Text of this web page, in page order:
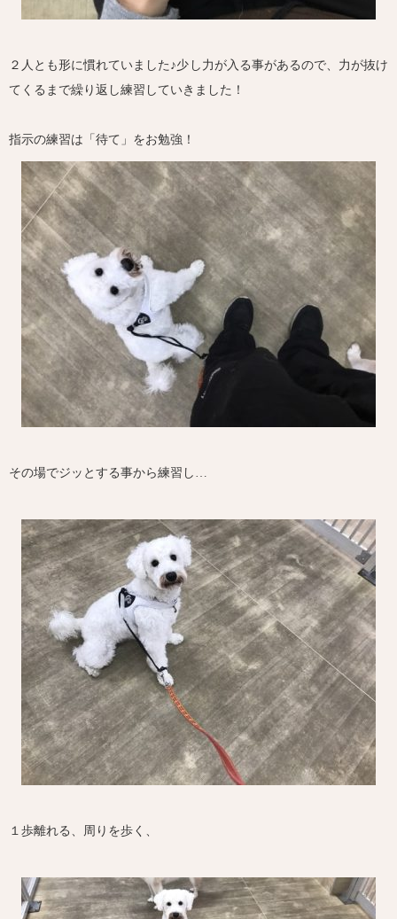
２人とも形に慣れていました♪少し力が入る事があるので、力が抜け
てくるまで繰り返し練習していきました！
指示の練習は「待て」をお勉強！
その場でジッとする事から練習し…
１歩離れる、周りを歩く、